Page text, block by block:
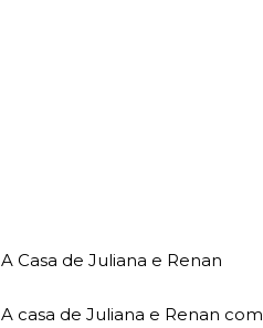
A Casa de Juliana e Renan
A casa de Juliana e Renan